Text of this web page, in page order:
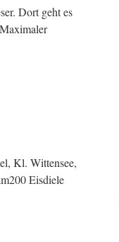
Dort geht es
Kl. Wittensee,
Eisdiele